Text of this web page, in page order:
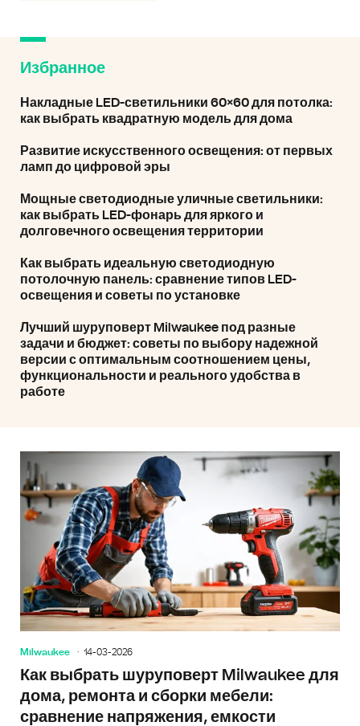
Избранное
Накладные LED-светильники 60×60 для потолка:
как выбрать квадратную модель для дома
Развитие искусственного освещения: от первых
ламп до цифровой эры
Мощные светодиодные уличные светильники:
как выбрать LED-фонарь для яркого и
долговечного освещения территории
Как выбрать идеальную светодиодную
потолочную панель: сравнение типов LED-
освещения и советы по установке
Лучший шуруповерт Milwaukee под разные
задачи и бюджет: советы по выбору надежной
версии с оптимальным соотношением цены,
функциональности и реального удобства в
работе
Milwaukee 14-03-2026
Как выбрать шуруповерт Milwaukee для
дома, ремонта и сборки мебели:
сравнение напряжения, емкости